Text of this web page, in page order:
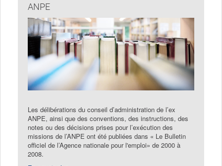
ANPE
Les délibérations du conseil d’administration de l’ex
ANPE, ainsi que des conventions, des instructions, des
notes ou des décisions prises pour l’exécution des
missions de l’ANPE ont été publiées dans « Le Bulletin
officiel de l’Agence nationale pour l'emploi» de 2000 à
2008.